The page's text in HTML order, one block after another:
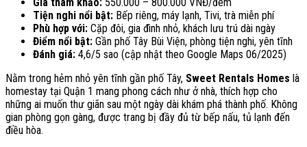
Giá tham khảo: 550.000 – 800.000 VNĐ/đêm
Tiện nghi nổi bật: Bếp riêng, máy lạnh, Tivi, trà miễn phí
Phù hợp với: Cặp đôi, gia đình nhỏ, khách lưu trú dài ngày
Điểm nổi bật: Gần phố Tây Bùi Viện, phòng tiện nghi, yên tĩnh
Đánh giá: 4,6/5 sao (cập nhật theo Google Maps 06/2025)
Nằm trong hẻm nhỏ yên tĩnh gần phố Tây, Sweet Rentals Homes là
homestay tại Quận 1 mang phong cách như ở nhà, thích hợp cho
những ai muốn thư giãn sau một ngày dài khám phá thành phố. Không
gian phòng gọn gàng, được trang bị đầy đủ từ bếp nấu, tủ lạnh đến
điều hòa.